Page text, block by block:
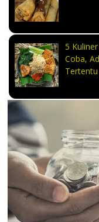
5
Coba,
Tertentu